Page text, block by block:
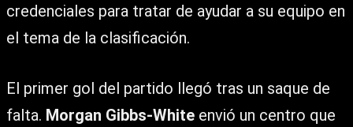
credenciales para tratar de ayudar a su equipo en
el tema de la clasificación.
El primer gol del partido llegó tras un saque de
falta. Morgan Gibbs-White envió un centro que